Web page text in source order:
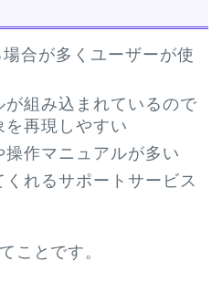
合が多くユーザーが使
が組み込まれているので
を再現しやすい
作マニュアルが多い
くれるサポートサービス
ことです。